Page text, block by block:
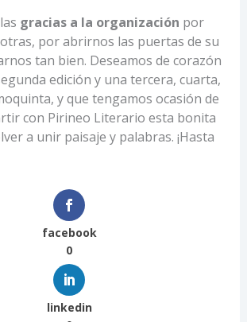
gracias a la organización por
por abrirnos las puertas de su
tan bien. Deseamos de corazón
edición y una tercera, cuarta,
y que tengamos ocasión de
con Pirineo Literario esta bonita
a unir paisaje y palabras. ¡Hasta
facebook
0
linkedin